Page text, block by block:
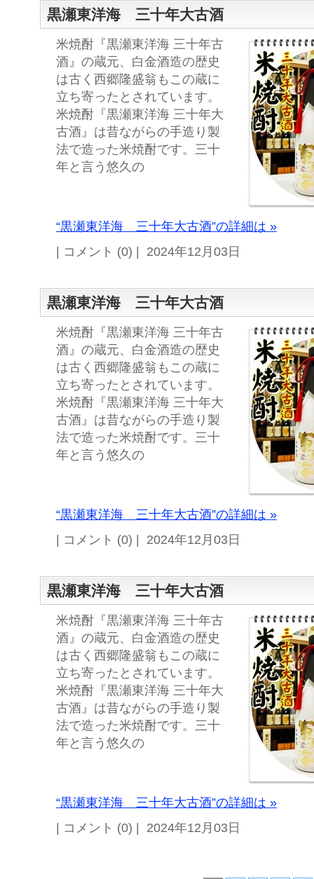
黒瀬東洋海 三十年大古酒
米焼酎『黒瀬東洋海 三十年古
酒』の蔵元、白金酒造の歴史
は古く西郷隆盛翁もこの蔵に
立ち寄ったとされています。
米焼酎『黒瀬東洋海 三十年大
古酒』は昔ながらの手造り製
法で造った米焼酎です。三十
年と言う悠久の
“黒瀬東洋海 三十年大古酒”の詳細は »
| コメント (0) | 2024年12月03日
黒瀬東洋海 三十年大古酒
米焼酎『黒瀬東洋海 三十年古
酒』の蔵元、白金酒造の歴史
は古く西郷隆盛翁もこの蔵に
立ち寄ったとされています。
米焼酎『黒瀬東洋海 三十年大
古酒』は昔ながらの手造り製
法で造った米焼酎です。三十
年と言う悠久の
“黒瀬東洋海 三十年大古酒”の詳細は »
| コメント (0) | 2024年12月03日
黒瀬東洋海 三十年大古酒
米焼酎『黒瀬東洋海 三十年古
酒』の蔵元、白金酒造の歴史
は古く西郷隆盛翁もこの蔵に
立ち寄ったとされています。
米焼酎『黒瀬東洋海 三十年大
古酒』は昔ながらの手造り製
法で造った米焼酎です。三十
年と言う悠久の
“黒瀬東洋海 三十年大古酒”の詳細は »
| コメント (0) | 2024年12月03日